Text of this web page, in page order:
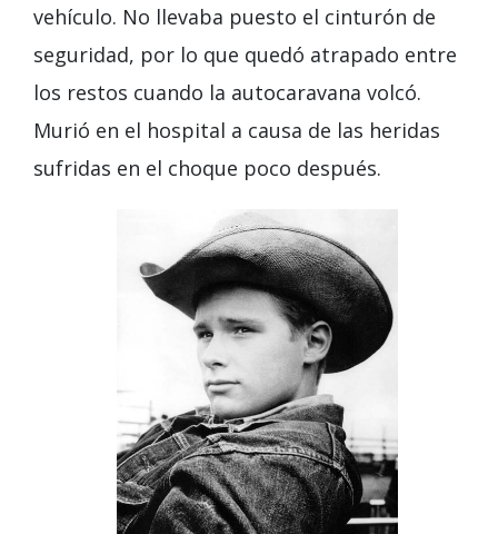
vehículo. No llevaba puesto el cinturón de
seguridad, por lo que quedó atrapado entre
los restos cuando la autocaravana volcó.
Murió en el hospital a causa de las heridas
sufridas en el choque poco después.